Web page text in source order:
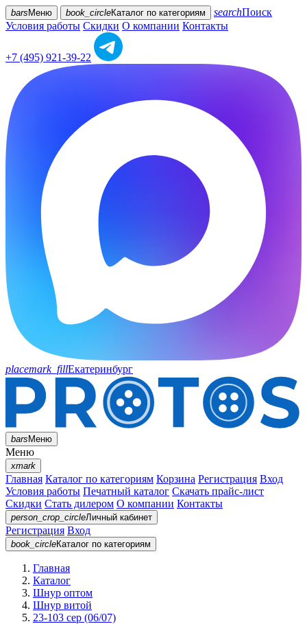
bars Меню book_circleКаталог по категориям searchПоиск
Условия работы Скидки О компании Контакты
+7 (495) 921-39-22
placemark_fillЕкатеринбург
barsМеню
Меню
xmark
Главная Каталог по категориям Корзина Регистрация Вход
Условия работы Печатный каталог Скачать прайс-лист
Скидки Стать дилером О компании Контакты
person_crop_circleЛичный кабинет
Регистрация Вход
book_circleКаталог по категориям
Главная
Каталог
Шнур оптом
Шнур витой
23-103 сер (06/07)